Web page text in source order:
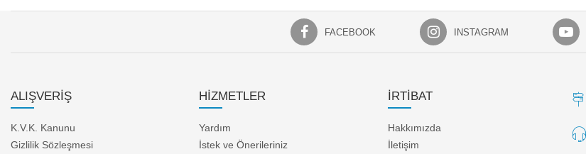
FACEBOOK INSTAGRAM
ALIŞVERİŞ
K.V.K. Kanunu
Gizlilik Sözleşmesi
HİZMETLER
Yardım
İstek ve Önerileriniz
İRTİBAT
Hakkımızda
İletişim